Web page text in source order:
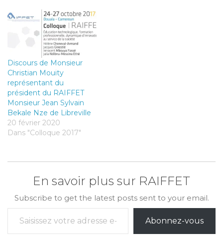
Discours de Monsieur
Christian Mouity
représentant du
président du RAIFFET
Monsieur Jean Sylvain
Bekale Nze de Libreville
20 février 2020
Dans "Colloque 2017"
En savoir plus sur RAIFFET
Subscribe to get the latest posts sent to your email.
Saisissez votre adresse e-mail…
Abonnez-vous